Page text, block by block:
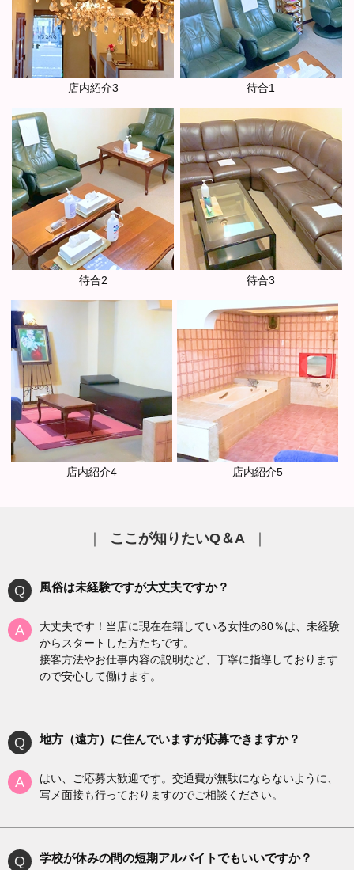
店内紹介3 待合1
待合2 待合3
店内紹介4 店内紹介5
｜ ここが知りたいQ＆A ｜
Q 風俗は未経験ですが大丈夫ですか？
A
大丈夫です！当店に現在在籍している女性の80％は、未経験
からスタートした方たちです。
接客方法やお仕事内容の説明など、丁寧に指導しております
ので安心して働けます。
Q 地方（遠方）に住んでいますが応募できますか？
A
はい、ご応募大歓迎です。交通費が無駄にならないように、
写メ面接も行っておりますのでご相談ください。
Q 学校が休みの間の短期アルバイトでもいいですか？